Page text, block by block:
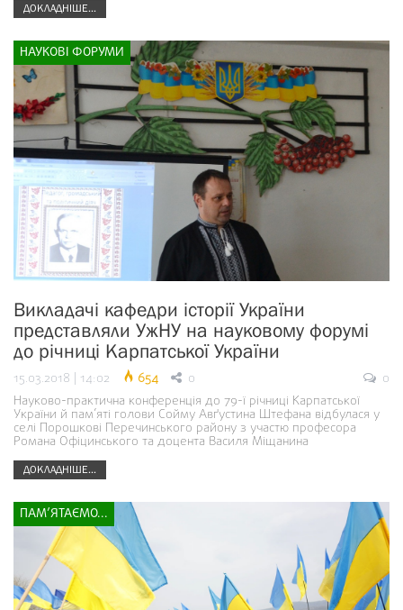
ДОКЛАДНІШЕ...
НАУКОВІ ФОРУМИ
Викладачі кафедри історії України
представляли УжНУ на науковому форумі
до річниці Карпатської України
15.03.2018 | 14:02 654 0
0
Науково-практична конференція до 79-ї річниці Карпатської
України й пам’яті голови Сойму Авґустина Штефана відбулася у
селі Порошкові Перечинського району з участю професора
Романа Офіцинського та доцента Василя Міщанина
ДОКЛАДНІШЕ...
ПАМ’ЯТАЄМО...